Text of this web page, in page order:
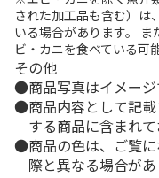
された加工品も含む）は
いる場合があります。
ビ・カニを食べている可
その他
商品写真はイメージ
商品内容として記
する商品に含まれて
商品の色は、ご覧
際と異なる場合があ